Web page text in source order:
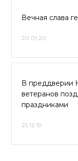
Вечная слава
20.01.20
В преддверии
ветеранов
праздниками
25.12.19